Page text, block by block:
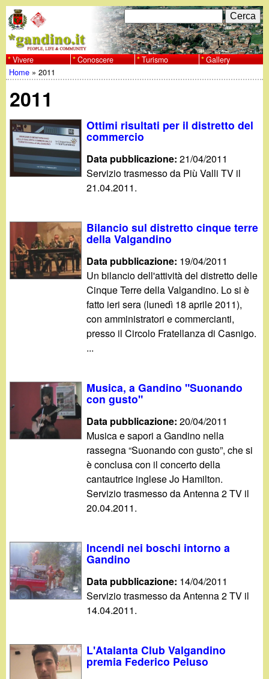
al
contenuto
w
w
w
g
n
d
.
i
t
F
o
r
d
i
r
i
e
r
c
a
C
e
r
c
Vivere Conoscere Turismo Gallery
Tu
sei
qui
Home »2011
2011
Ottimi risultati per il distretto del
commercio
Data pubblicazione:21/04/2011
Servizio trasmesso da Più Valli TV il
21.04.2011.
Bilancio sul distretto cinque terre
della Valgandino
Data pubblicazione: 19/04/2011
Un bilancio dell'attività del distretto delle
Cinque Terre della Valgandino. Lo si è
fatto ieri sera (lunedì 18 aprile 2011),
con amministratori e commercianti,
presso il Circolo Fratellanza di Casnigo.
...
Musica, a Gandino "Suonando
con gusto"
Data pubblicazione:20/04/2011
Musica e sapori a Gandino nella
rassegna “Suonando con gusto”, che si
è conclusa con il concerto della
cantautrice inglese Jo Hamilton.
Servizio trasmesso da Antenna 2 TV il
20.04.2011.
Incendi nei boschi intorno a
Gandino
Data pubblicazione: 14/04/2011
Servizio trasmesso da Antenna 2 TV il
14.04.2011.
L'Atalanta Club Valgandino
premia Federico Peluso